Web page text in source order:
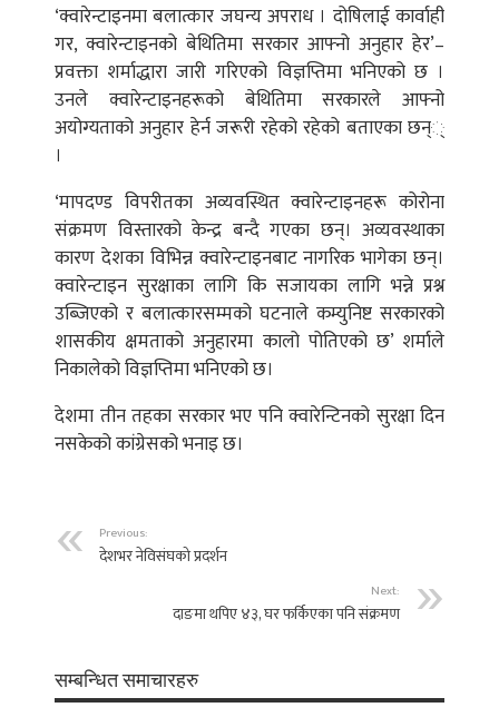
‘क्वारेन्टाइनमा बलात्कार जघन्य अपराध । दोषिलाई कार्वाही
गर, क्वारेन्टाइनको बेथितिमा सरकार आफ्नो अनुहार हेर’–
प्रवक्ता शर्माद्धारा जारी गरिएको विज्ञप्तिमा भनिएको छ ।
उनले क्वारेन्टाइनहरूको बेथितिमा सरकारले आफ्नो
अयोग्यताको अनुहार हेर्न जरूरी रहेको रहेको बताएका छन््
।
‘मापदण्ड विपरीतका अव्यवस्थित क्वारेन्टाइनहरू कोरोना
संक्रमण विस्तारको केन्द्र बन्दै गएका छन्। अव्यवस्थाका
कारण देशका विभिन्न क्वारेन्टाइनबाट नागरिक भागेका छन्।
क्वारेन्टाइन सुरक्षाका लागि कि सजायका लागि भन्ने प्रश्न
उब्जिएको र बलात्कारसम्मको घटनाले कम्युनिष्ट सरकारको
शासकीय क्षमताको अनुहारमा कालो पोतिएको छ’ शर्माले
निकालेको विज्ञप्तिमा भनिएको छ।
देशमा तीन तहका सरकार भए पनि क्वारेन्टिनको सुरक्षा दिन
नसकेको कांग्रेसको भनाइ छ।
Previous:
देशभर नेविसंघको प्रदर्शन
Next:
दाङमा थपिए ४३, घर फर्किएका पनि संक्रमण
सम्बन्धित समाचारहरु